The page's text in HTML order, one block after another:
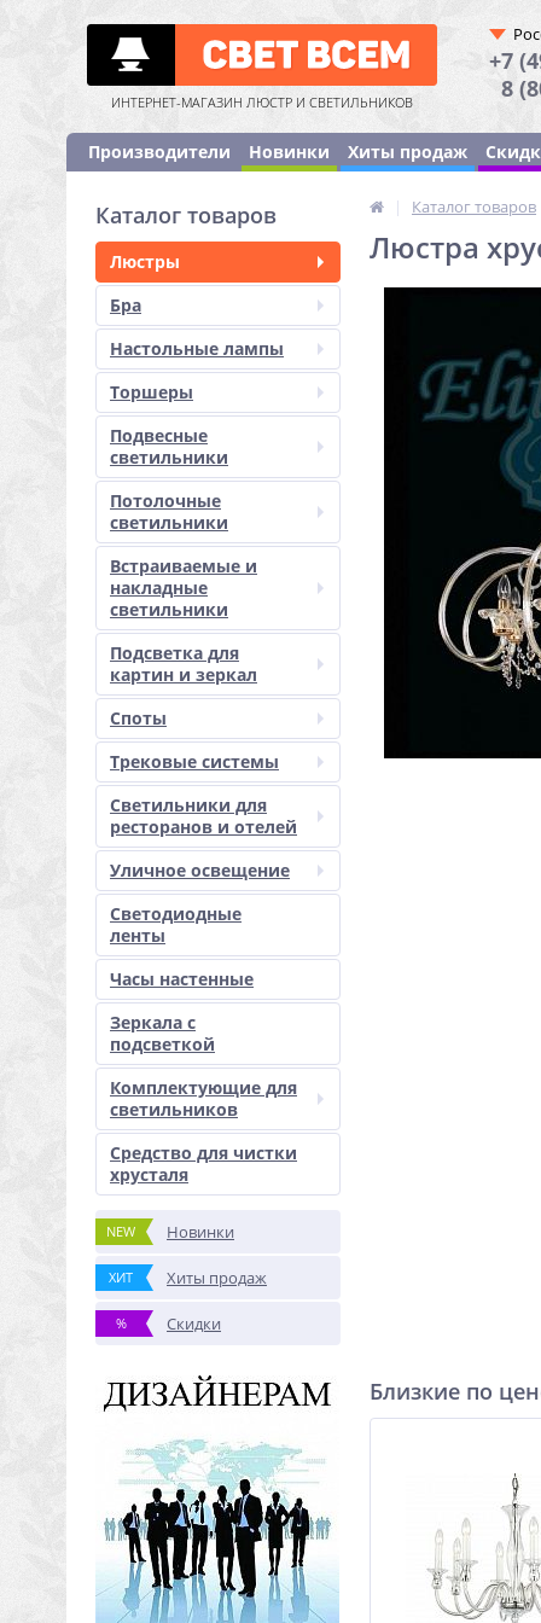
ИНТЕРНЕТ-МАГАЗИН ЛЮСТР И СВЕТИЛЬНИКОВ
+7
8
Производители Новинки Хиты продаж
Каталог товаров
Люстры
Бра
Настольные лампы
Торшеры
Подвесные
светильники
Потолочные
светильники
Встраиваемые и
накладные
светильники
Подсветка для
картин и зеркал
Споты
Трековые системы
Светильники для
ресторанов и отелей
Уличное освещение
Светодиодные
ленты
Часы настенные
Зеркала с
подсветкой
Комплектующие для
светильников
Средство для чистки
хрусталя
NEW Новинки
ХИТ Хиты продаж
% Скидки
| Каталог товаров
Люстра
Близкие по